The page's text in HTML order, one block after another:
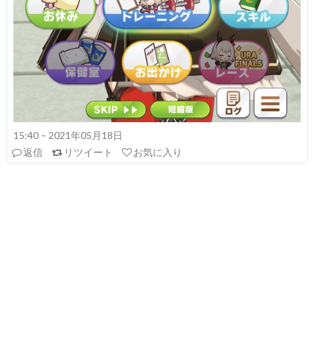
15:40 – 2021年05月18日
返信
リツイート お気に入り